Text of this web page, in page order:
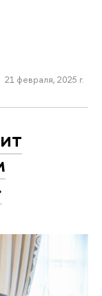
21 февраля, 2025 г.